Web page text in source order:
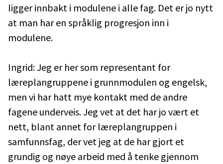
ligger innbakt i modulene i alle fag. Det er jo nytt
at man har en språklig progresjon inn i
modulene.
Ingrid: Jeg er her som representant for
læreplangruppene i grunnmodulen og engelsk,
men vi har hatt mye kontakt med de andre
fagene underveis. Jeg vet at det har jo vært et
nett, blant annet for læreplangruppen i
samfunnsfag, der vet jeg at de har gjort et
grundig og nøye arbeid med å tenke gjennom